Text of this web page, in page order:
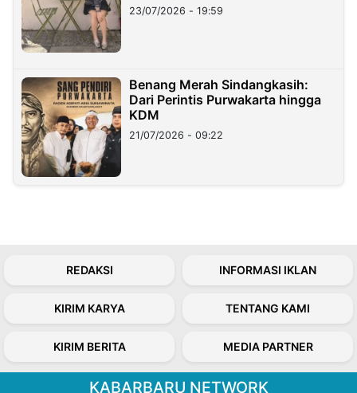
23/07/2026 - 19:59
Benang Merah Sindangkasih:
Dari Perintis Purwakarta hingga
KDM
21/07/2026 - 09:22
REDAKSI INFORMASI IKLAN
KIRIM KARYA TENTANG KAMI
KIRIM BERITA MEDIA PARTNER
KABARBARU NETWORK